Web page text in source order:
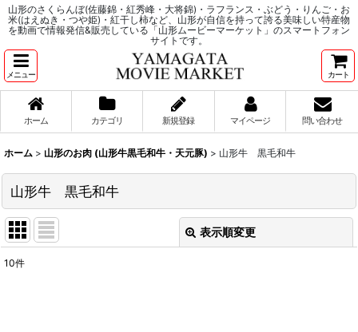
山形のさくらんぼ(佐藤錦・紅秀峰・大将錦)・ラフランス・ぶどう・りんご・お
米(はえぬき・つや姫)・紅干し柿など、山形が自信を持って誇る美味しい特産物
を動画で情報発信&販売している「山形ムービーマーケット」のスマートフォン
サイトです。
メニュー カート
ホーム カテゴリ 新規登録 マイページ 問い合わせ
ホーム > 山形のお肉 (山形牛黒毛和牛・天元豚) > 山形牛 黒毛和牛
山形牛 黒毛和牛
表示順変更
10件